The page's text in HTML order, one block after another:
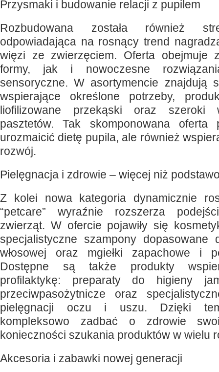
Przysmaki i budowanie relacji z pupilem
Rozbudowana została również
odpowiadająca na rosnący trend
więzi ze zwierzęciem. Oferta obejmuje
formy, jak i nowoczesne
sensoryczne. W asortymencie znajdują
wspierające określone potrzeby,
liofilizowane przekąski oraz
pasztetów. Tak skomponowana
urozmaicić dietę pupila, ale również
rozwój.
Pielęgnacja i zdrowie – więcej niż
Z kolei nowa kategoria dynamicznie
“petcare” wyraźnie rozszerza
zwierząt. W ofercie pojawiły się
specjalistyczne szampony dopasowane
włosowej oraz mgiełki zapachowe i
Dostępne są także produkty
profilaktykę: preparaty do higieny
przeciwpasożytnicze oraz
pielęgnacji oczu i uszu. Dzięki
kompleksowo zadbać o zdrowie
konieczności szukania produktów w wielu
Akcesoria i zabawki nowej generacji